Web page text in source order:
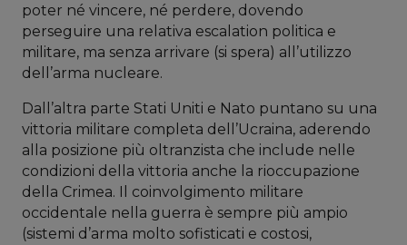
poter né vincere, né perdere, dovendo
perseguire una relativa escalation politica e
militare, ma senza arrivare (si spera) all’utilizzo
dell’arma nucleare.
Dall’altra parte Stati Uniti e Nato puntano su una
vittoria militare completa dell’Ucraina, aderendo
alla posizione più oltranzista che include nelle
condizioni della vittoria anche la rioccupazione
della Crimea. Il coinvolgimento militare
occidentale nella guerra è sempre più ampio
(sistemi d’arma molto sofisticati e costosi,